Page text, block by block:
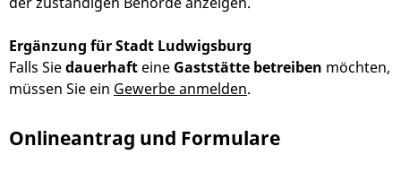
Ergänzung für Stadt Ludwigsburg
Falls Siedauerhaft eine Gaststätte betreiben möchten,
müssen Sie ein Gewerbe anmelden.
Onlineantrag und Formulare